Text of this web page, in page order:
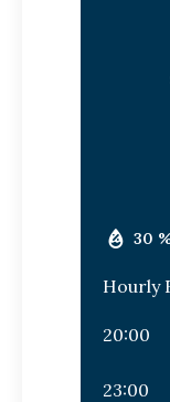
30
Hourly
20:00
23:00